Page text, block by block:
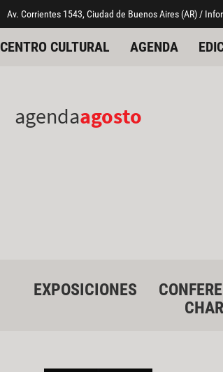
Av. Corrientes 1543, Ciudad de Buenos Aires (AR) /
CENTRO CULTURAL AGENDA
agendaagosto
EXPOSICIONES